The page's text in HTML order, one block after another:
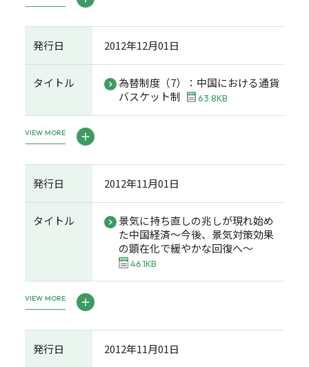
発行日 2012年12月01日
タイトル
為替制度（7）：中国における通貨
バスケット制
63.8KB
VIEW MORE
発行日 2012年11月01日
タイトル
景気に持ち直しの兆しが現れ始め
た中国経済～今後、景気対策効果
の顕在化で緩やかな回復へ～
46.1KB
VIEW MORE
発行日 2012年11月01日